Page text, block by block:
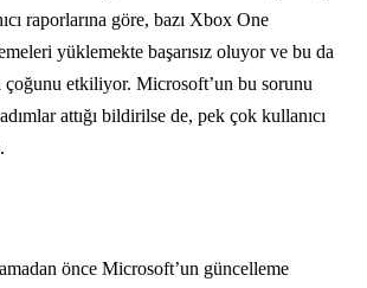
raporlarına göre, bazı Xbox One
yüklemekte başarısız oluyor ve bu da
etkiliyor. Microsoft’un bu sorunu
attığı bildirilse de, pek çok kullanıcı
önce Microsoft’un güncelleme